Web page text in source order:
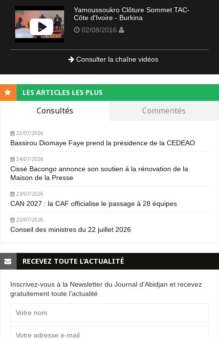
Yamoussoukro Clôture Sommet TAC-
Côte d'Ivoire - Burkina
02/08/2016
Consulter la chaîne vidéos
LES ARTICLES LES PLUS
Consultés Commentés
22/07/2026
Bassirou Diomaye Faye prend la présidence de la CEDEAO
24/07/2026
Cissé Bacongo annonce son soutien à la rénovation de la
Maison de la Presse
23/07/2026
CAN 2027 : la CAF officialise le passage à 28 équipes
23/07/2026
Conseil des ministres du 22 juillet 2026
RECEVEZ TOUTE L’ACTUALITÉ
Inscrivez-vous à la Newsletter du Journal d'Abidjan et recevez
gratuitement toute l’actualité